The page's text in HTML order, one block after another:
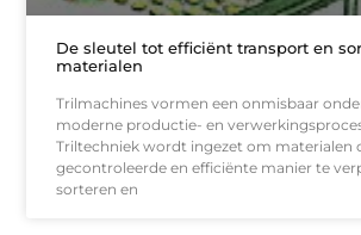
De sleutel tot efficiënt transport en
materialen
Trilmachines vormen een onmisbaar
moderne productie- en
Triltechniek wordt ingezet om materialen
gecontroleerde en efficiënte manier te
sorteren en